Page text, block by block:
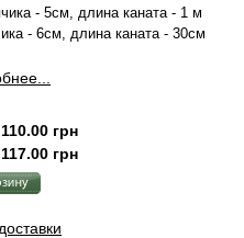
- 5см, длина каната - 1 м
- 6см, длина каната - 30см
110.00 грн
117.00 грн